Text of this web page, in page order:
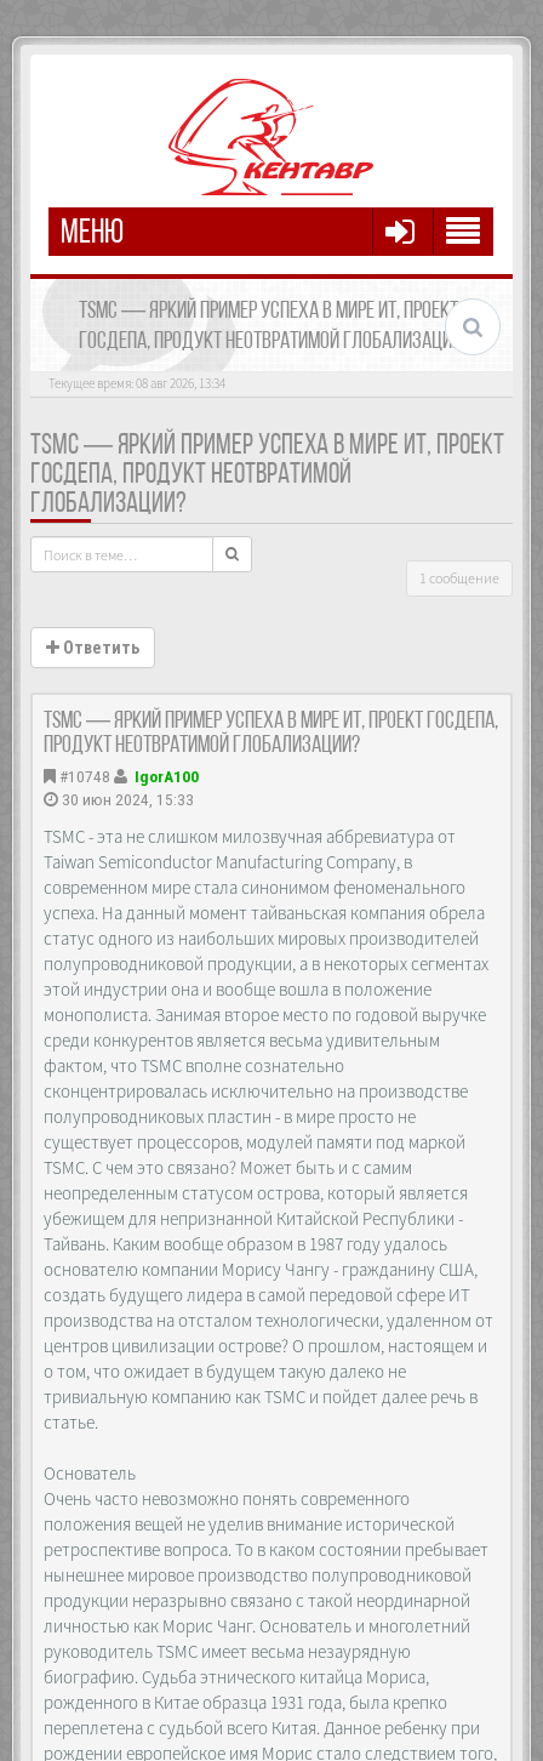
МЕНЮ
TSMC — ЯРКИЙ ПРИМЕР УСПЕХА В МИРЕ ИТ, ПРОЕКТ
ГОСДЕПА, ПРОДУКТ НЕОТВРАТИМОЙ ГЛОБАЛИЗАЦИИ?
Текущее время: 08 авг 2026, 13:34
TSMC — ЯРКИЙ ПРИМЕР УСПЕХА В МИРЕ ИТ, ПРОЕКТ
ГОСДЕПА, ПРОДУКТ НЕОТВРАТИМОЙ
ГЛОБАЛИЗАЦИИ?
1 сообщение
Ответить
TSMC — яркий пример успеха в мире ИТ, проект Госдепа,
продукт неотвратимой глобализации?
#10748
IgorA100
30 июн 2024, 15:33
TSMC - эта не слишком милозвучная аббревиатура от
Taiwan Semiconductor Manufacturing Company, в
современном мире стала синонимом феноменального
успеха. На данный момент тайваньская компания обрела
статус одного из наибольших мировых производителей
полупроводниковой продукции, а в некоторых сегментах
этой индустрии она и вообще вошла в положение
монополиста. Занимая второе место по годовой выручке
среди конкурентов является весьма удивительным
фактом, что TSMC вполне сознательно
сконцентрировалась исключительно на производстве
полупроводниковых пластин - в мире просто не
существует процессоров, модулей памяти под маркой
TSMC. С чем это связано? Может быть и с самим
неопределенным статусом острова, который является
убежищем для непризнанной Китайской Республики -
Тайвань. Каким вообще образом в 1987 году удалось
основателю компании Морису Чангу - гражданину США,
создать будущего лидера в самой передовой сфере ИТ
производства на отсталом технологически, удаленном от
центров цивилизации острове? О прошлом, настоящем и
о том, что ожидает в будущем такую далеко не
тривиальную компанию как TSMC и пойдет далее речь в
статье.
Основатель
Очень часто невозможно понять современного
положения вещей не уделив внимание исторической
ретроспективе вопроса. То в каком состоянии пребывает
нынешнее мировое производство полупроводниковой
продукции неразрывно связано с такой неординарной
личностью как Морис Чанг. Основатель и многолетний
руководитель TSMC имеет весьма незаурядную
биографию. Судьба этнического китайца Мориса,
рожденного в Китае образца 1931 года, была крепко
переплетена с судьбой всего Китая. Данное ребенку при
рождении европейское имя Морис стало следствием того,